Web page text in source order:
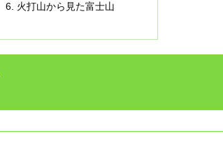
火打山から見た富士山